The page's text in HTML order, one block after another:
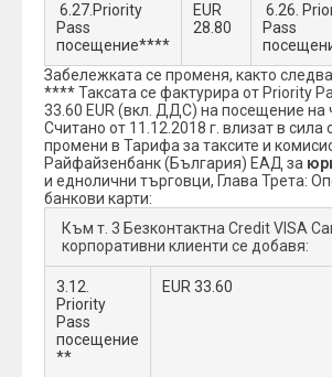
6.27.Priority
Pass
посещение****
EUR
28.80
6.26.
Pass
Забележката се променя, както
**** Таксата се фактурира от Priority
33.60 EUR (вкл. ДДС) на посещение на
Считано от 11.12.2018 г. влизат в сила
промени в Тарифа за таксите и
Райфайзенбанк (България) ЕАД за
и еднолични търговци, Глава Трета:
банкови карти:
Към т. 3 Безконтактна Credit VISA
корпоративни клиенти се добавя:
3.12.
Priority
Pass
посещение
**
EUR 33.60